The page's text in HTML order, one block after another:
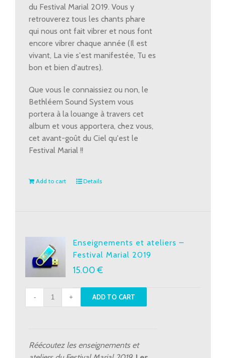
du Festival Marial 2019. Vous y
retrouverez tous les chants phare
qui nous ont fait vibrer et nous font
encore vibrer chaque année (Il est
vivant, La vie s'est manifestée, Tu es
bon et bien d'autres).
Que vous le connaissiez ou non, le
Bethléem Sound System vous
portera à la louange à travers cet
album et vous apportera, chez vous,
cet avant-goût du Ciel qu'est le
Festival Marial !!
Add to cart Details
Enseignements et ateliers –
Festival Marial 2019
15.00€
Enseignements
Festival
Marial
ADD TO CART
Réécoutez les enseignements et